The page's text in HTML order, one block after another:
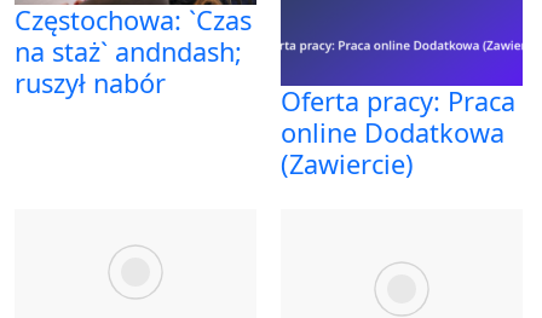
Częstochowa: `Czas
na staż` andndash;
ruszył nabór
Oferta pracy: Praca
online Dodatkowa
(Zawiercie)